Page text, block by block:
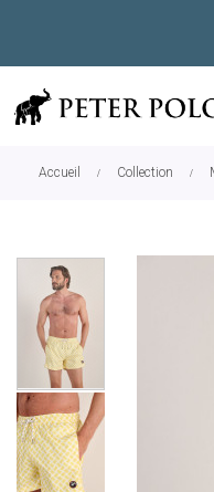
Accueil Collection
Skip
the
end
the
images
gallery